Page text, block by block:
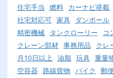
住宅手当
燃料 カーナビ搭載
社宅対応可 家具 ダンボール
精密機械
タンクローリー コ
クレーン部材 事務用品 クレ
月10日以上 油脂 玩具 重量
空容器
路線貨物 バイク 郵